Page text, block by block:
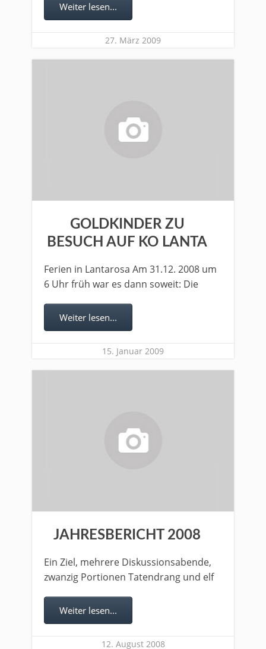
Weiter lesen...
27. März 2009
GOLDKINDER ZU
BESUCH AUF KO LANTA
Ferien in Lantarosa Am 31.12. 2008 um
6 Uhr früh war es dann soweit: Die
Weiter lesen...
15. Januar 2009
JAHRESBERICHT 2008
Ein Ziel, mehrere Diskussionsabende,
zwanzig Portionen Tatendrang und elf
Weiter lesen...
12. August 2008